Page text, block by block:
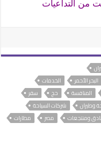
من التداعيات
البحر الأحمر
الخدمات
المنافسة حج
سفر
وطيران
شركات السياحة
ومنتجعات مصر
مطارات